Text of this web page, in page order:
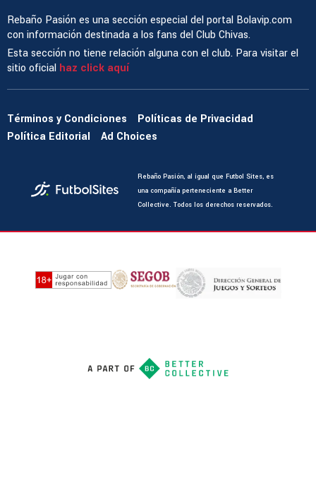
Rebaño Pasión es una sección especial del portal Bolavip.com
con información destinada a los fans del Club Chivas.
Esta sección no tiene relación alguna con el club. Para visitar el
sitio oficial haz click aquí
Términos y Condiciones
Políticas de Privacidad
Política Editorial
Ad Choices
Rebaño Pasión, al igual que Futbol Sites, es
una compañía perteneciente a Better
Collective. Todos los derechos reservados.